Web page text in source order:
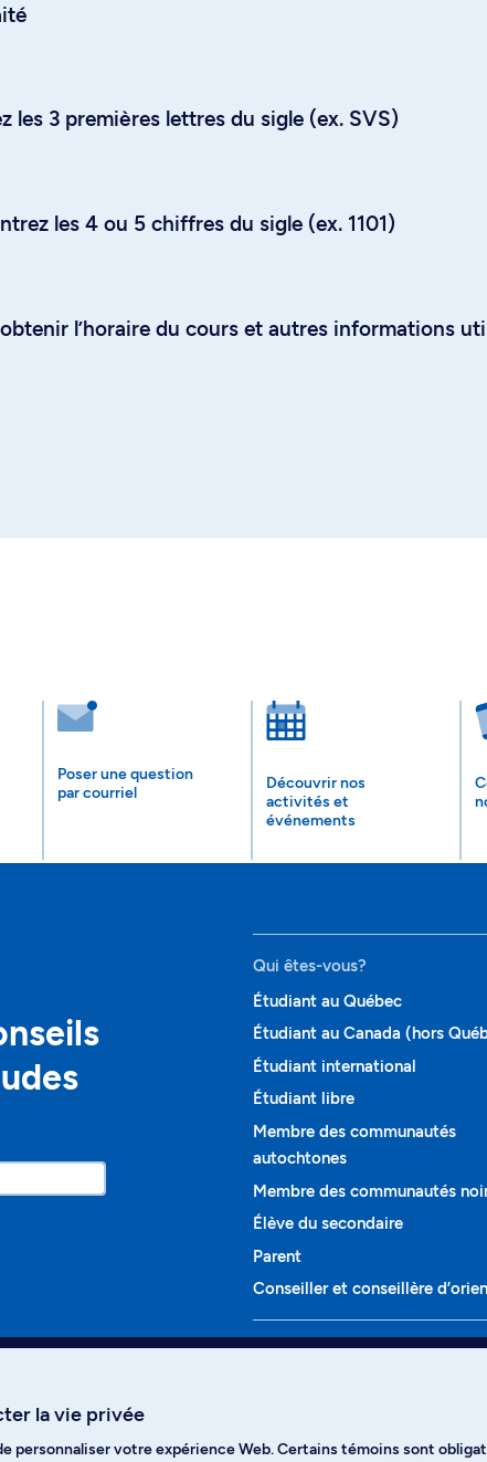
les 3 premières lettres du sigle (ex. SVS)
les 4 ou 5 chiffres du sigle (ex. 1101)
l’horaire du cours et autres informations
Poser une question
par courriel
Découvrir nos
activités et
événements
Qui êtes-vous?
Étudiant au Québec
Étudiant au Canada (hors
Étudiant international
Étudiant libre
Membre des communautés
autochtones
Membre des communautés
Élève du secondaire
Parent
Conseiller et conseillère
Programmes et cours
la vie privée
personnaliser votre expérience Web. Certains témoins sont